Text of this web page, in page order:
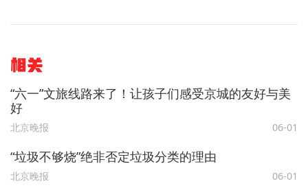
相关
“六一”文旅线路来了！让孩子们感受京城的友好与美
好
北京晚报 06-01
“垃圾不够烧”绝非否定垃圾分类的理由
北京晚报 06-01